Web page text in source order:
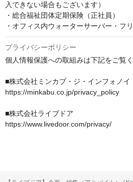
入できない場合もございます）
・総合福祉団体定期保険（正社員）
・オフィス内ウォーターサーバー・フ
プライバシーポリシー
個人情報保護への取組みは下記をご覧く
■株式会社ミンカブ・ジ・インフォノイ
https://minkabu.co.jp/privacy_policy
■株式会社ライブドア
https://www.livedoor.com/privacy/